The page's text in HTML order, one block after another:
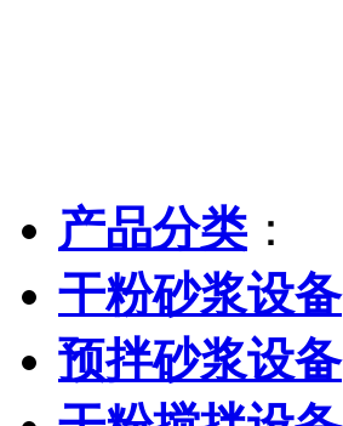
产品分类：
干粉砂浆设备
预拌砂浆设备